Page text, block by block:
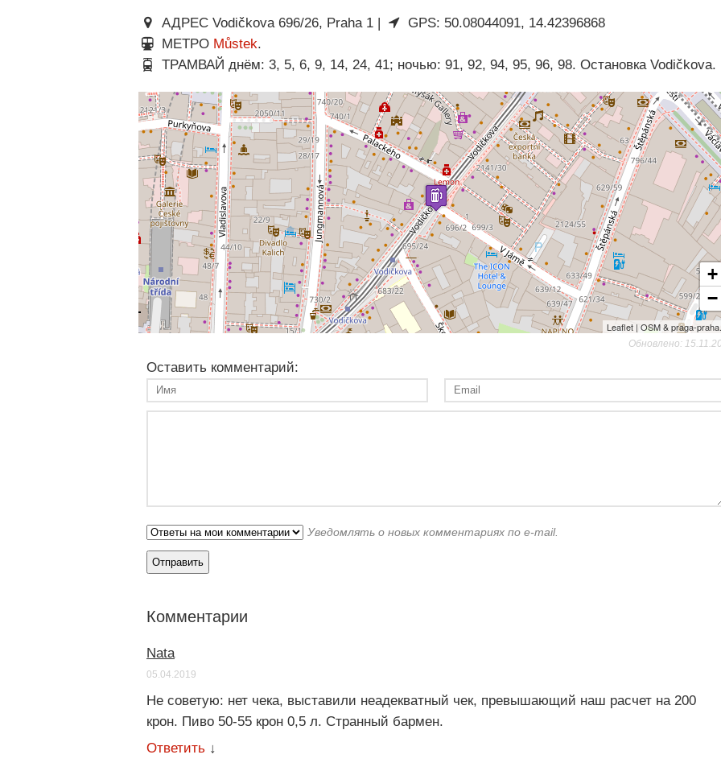
АДРЕС Vodičkova 696/26, Praha 1 |
GPS: 50.08044091, 14.42396868
МЕТРО Můstek.
ТРАМВАЙ днём: 3, 5, 6, 9, 14, 24, 41; ночью: 91, 92, 94, 95, 96, 98. Остановка Vodičkova.
+
−
Leaflet | OSM & praga-
Обновлено:
Оставить комментарий:
Уведомлять о новых комментариях по e-mail.
Комментарии
Nata
05.04.2019
Не советую: нет чека, выставили неадекватный чек, превышающий наш расчет на 200
крон. Пиво 50-55 крон 0,5 л. Странный бармен.
Ответить ↓